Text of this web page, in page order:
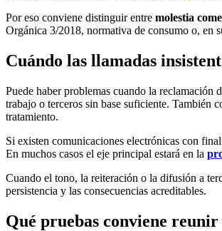
Por eso conviene distinguir entre molestia
Orgánica 3/2018, normativa de consumo o, en
Cuándo las llamadas
Puede haber problemas cuando la reclamación
trabajo o terceros sin base suficiente. También
tratamiento.
Si existen comunicaciones electrónicas con
En muchos casos el eje principal estará en la
Cuando el tono, la reiteración o la difusión a
persistencia y las consecuencias acreditables.
Qué pruebas conviene